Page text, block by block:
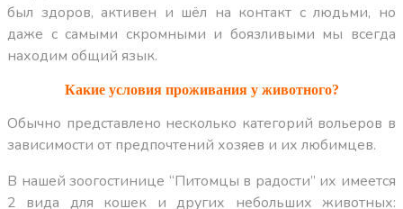
был здоров, активен и шёл на контакт с людьми, но
даже с самыми скромными и боязливыми мы всегда
находим общий язык.
Какие условия проживания у животного?
Обычно представлено несколько категорий вольеров в
зависимости от предпочтений хозяев и их любимцев.
В нашей зоогостинице “Питомцы в радости” их имеется
2 вида для кошек и других небольших животных: